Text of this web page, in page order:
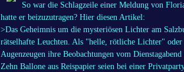
So war die Schlagzeile einer Meldung von
hatte er beizuzutragen? Hier diesen Artikel:
>Das Geheimnis um die mysteriösen Lichter am
rätselhafte Leuchten. Als "helle, rötliche Lichter"
Augenzeugen ihre Beobachtungen vom
Zehn Ballone aus Reispapier seien bei einer